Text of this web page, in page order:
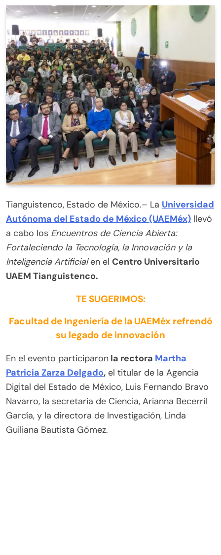
Tianguistenco, Estado de México.– La Universidad
Autónoma del Estado de México (UAEMéx) llevó
a cabo los Encuentros de Ciencia Abierta:
Fortaleciendo la Tecnología, la Innovación y la
Inteligencia Artificialen el Centro Universitario
UAEM Tianguistenco.
TE SUGERIMOS:
Facultad de Ingeniería de la UAEMéx refrendó
su legado de innovación
En el evento participaron la rectora Martha
Patricia Zarza Delgado, el titular de la Agencia
Digital del Estado de México, Luis Fernando Bravo
Navarro, la secretaria de Ciencia, Arianna Becerril
García, y la directora de Investigación, Linda
Guiliana Bautista Gómez.